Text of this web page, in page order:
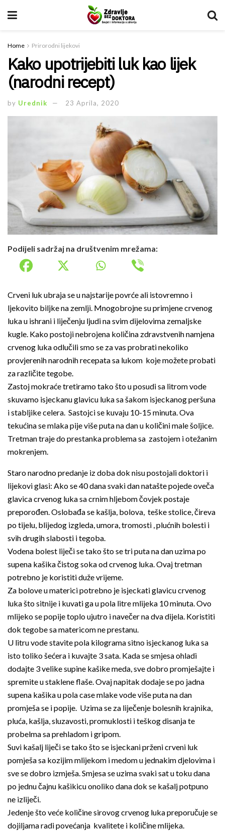
Home Prirorodni lijekovi
Kako upotrijebiti luk kao lijek
(narodni recept)
by Urednik 23 Aprila, 2020
Podijeli sadržaj na društvenim mrežama:
Crveni luk ubraja se u najstarije povrće ali istovremno i
ljekovito biljke na zemlji. Mnogobrojne su primjene crvenog
luka u ishrani i liječenju ljudi na svim dijelovima zemaljske
kugle. Kako postoji nebrojena količina zdravstvenih namjena
crvenog luka odlučili smo se za vas probrati nekoliko
provjerenih narodnih recepata sa lukom koje možete probati
za različite tegobe.
Zastoj mokraće tretiramo tako što u posudi sa litrom vode
skuvamo isjeckanu glavicu luka sa šakom isjeckanog peršuna
i stabljike celera. Sastojci se kuvaju 10-15 minuta. Ova
tekućina se mlaka pije više puta na dan u količini male šoljice.
Tretman traje do prestanka problema sa zastojem i otežanim
mokrenjem.
Staro narodno predanje iz doba dok nisu postojali doktori i
lijekovi glasi: Ako se 40 dana svaki dan natašte pojede oveča
glavica crvenog luka sa crnim hljebom čovjek postaje
preporođen. Oslobađa se kašlja, bolova, teške stolice, čireva
po tijelu, blijedog izgleda, umora, tromosti , plućnih bolesti i
svih drugih slabosti i tegoba.
Vodena bolest liječi se tako što se tri puta na dan uzima po
supena kašika čistog soka od crvenog luka. Ovaj tretman
potrebno je koristiti duže vrijeme.
Za bolove u materici potrebno je isjeckati glavicu crvenog
luka što sitnije i kuvati ga u pola litre mlijeka 10 minuta. Ovo
mlijeko se popije toplo ujutro i navečer na dva dijela. Koristiti
dok tegobe sa matericom ne prestanu.
U litru vode stavite pola kilograma sitno isjeckanog luka sa
isto toliko šećera i kuvajte 3 sata. Kada se smjesa ohladi
dodajte 3 velike supine kašike meda, sve dobro promješajte i
spremite u staklene flaše. Ovaj napitak dodaje se po jadna
supena kašika u pola case mlake vode više puta na dan
promješa se i popije. Uzima se za liječenje bolesnih krajnika,
pluća, kašlja, sluzavosti, promuklosti i teškog disanja te
probelma sa prehladom i gripom.
Suvi kašalj liječi se tako što se isjeckani prženi crveni luk
pomješa sa kozijim mlijekom i medom u jednakim djelovima i
sve se dobro izmješa. Smjesa se uzima svaki sat u toku dana
po jednu čajnu kašikicu onoliko dana dok se kašalj potpuno
ne izliječi.
Jedenje što veće količine sirovog crvenog luka preporučuje se
dojiljama radi povećanja kvalitete i količine mlijeka.